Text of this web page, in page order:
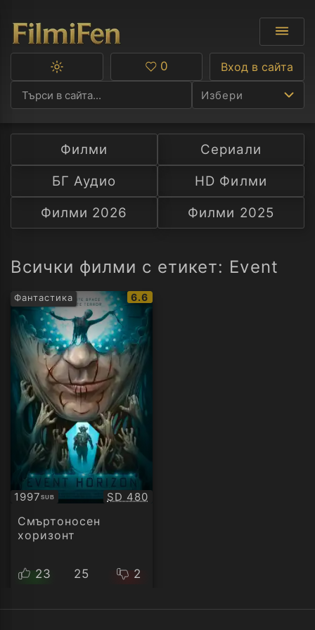
Избери
Ф
С
А
Превключване
тъмна
тема
Любими
0 Вход в сайта
Филми
Сериали
БГ Аудио
HD Филми
Филми 2026
Филми 2025
Всички филми с етикет: Event
Фантастика
IMDb
рейтинг:
6.6
1997SUB
Субтитри Качество:
SD 480
Смъртоносен
хоризонт
23 25 2